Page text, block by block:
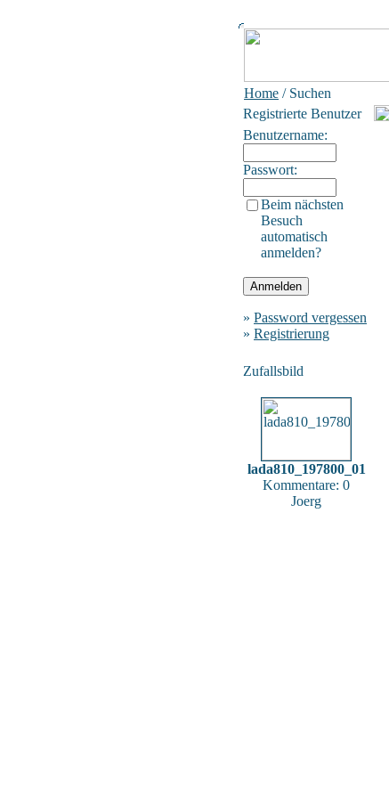
Home / Suchen
Registrierte Benutzer
Benutzername:
Passwort:
Beim nächsten
Besuch
automatisch
anmelden?
» Password vergessen
» Registrierung
Zufallsbild
lada810_197800_01
Kommentare: 0
Joerg